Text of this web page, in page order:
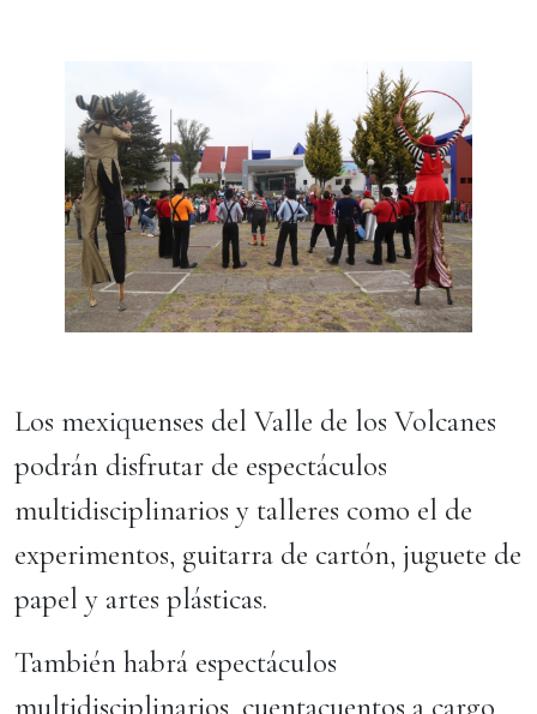
Los mexiquenses del Valle de los Volcanes
podrán disfrutar de espectáculos
multidisciplinarios y talleres como el de
experimentos, guitarra de cartón, juguete de
papel y artes plásticas.
También habrá espectáculos
multidisciplinarios, cuentacuentos a cargo